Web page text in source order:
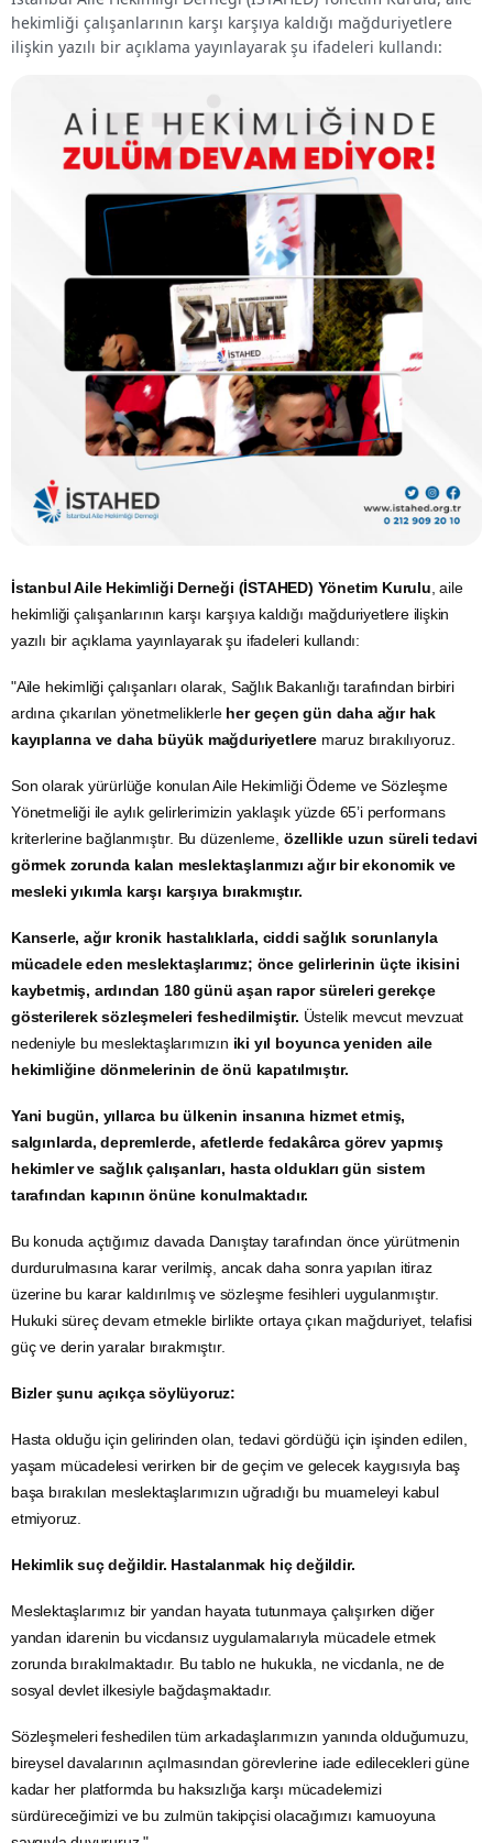
hekimliği çalışanlarının karşı karşıya kaldığı mağduriyetlere
ilişkin yazılı bir açıklama yayınlayarak şu ifadeleri kullandı:
İstanbul Aile Hekimliği Derneği (İSTAHED) Yönetim Kurulu , aile
hekimliği çalışanlarının karşı karşıya kaldığı mağduriyetlere ilişkin
yazılı bir açıklama yayınlayarak şu ifadeleri kullandı:
"Aile hekimliği çalışanları olarak, Sağlık Bakanlığı tarafından birbiri
ardına çıkarılan yönetmeliklerle her geçen gün daha ağır hak
kayıplarına ve daha büyük mağduriyetlere maruz bırakılıyoruz.
Son olarak yürürlüğe konulan Aile Hekimliği Ödeme ve Sözleşme
Yönetmeliği ile aylık gelirlerimizin yaklaşık yüzde 65’i performans
kriterlerine bağlanmıştır. Bu düzenleme, özellikle uzun süreli tedavi
görmek zorunda kalan meslektaşlarımızı ağır bir ekonomik ve
mesleki yıkımla karşı karşıya bırakmıştır.
Kanserle, ağır kronik hastalıklarla, ciddi sağlık sorunlarıyla
mücadele eden meslektaşlarımız; önce gelirlerinin üçte ikisini
kaybetmiş, ardından 180 günü aşan rapor süreleri gerekçe
gösterilerek sözleşmeleri feshedilmiştir. Üstelik mevcut mevzuat
nedeniyle bu meslektaşlarımızın iki yıl boyunca yeniden aile
hekimliğine dönmelerinin de önü kapatılmıştır.
Yani bugün, yıllarca bu ülkenin insanına hizmet etmiş,
salgınlarda, depremlerde, afetlerde fedakârca görev yapmış
hekimler ve sağlık çalışanları, hasta oldukları gün sistem
tarafından kapının önüne konulmaktadır.
Bu konuda açtığımız davada Danıştay tarafından önce yürütmenin
durdurulmasına karar verilmiş, ancak daha sonra yapılan itiraz
üzerine bu karar kaldırılmış ve sözleşme fesihleri uygulanmıştır.
Hukuki süreç devam etmekle birlikte ortaya çıkan mağduriyet, telafisi
güç ve derin yaralar bırakmıştır.
Bizler şunu açıkça söylüyoruz:
Hasta olduğu için gelirinden olan, tedavi gördüğü için işinden edilen,
yaşam mücadelesi verirken bir de geçim ve gelecek kaygısıyla baş
başa bırakılan meslektaşlarımızın uğradığı bu muameleyi kabul
etmiyoruz.
Hekimlik suç değildir. Hastalanmak hiç değildir.
Meslektaşlarımız bir yandan hayata tutunmaya çalışırken diğer
yandan idarenin bu vicdansız uygulamalarıyla mücadele etmek
zorunda bırakılmaktadır. Bu tablo ne hukukla, ne vicdanla, ne de
sosyal devlet ilkesiyle bağdaşmaktadır.
Sözleşmeleri feshedilen tüm arkadaşlarımızın yanında olduğumuzu,
bireysel davalarının açılmasından görevlerine iade edilecekleri güne
kadar her platformda bu haksızlığa karşı mücadelemizi
sürdüreceğimizi ve bu zulmün takipçisi olacağımızı kamuoyuna